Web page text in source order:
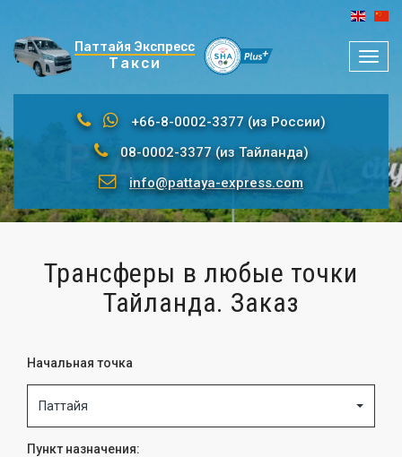
Паттайя Экспресс
Такси
+66-8-0002-3377 (из России)
08-0002-3377 (из Тайланда)
info@pattaya-express.com
Трансферы в любые точки
Тайланда. Заказ
Начальная точка
Паттайя
Пункт назначения: